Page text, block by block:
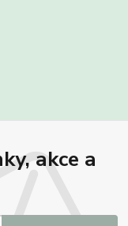
akce a